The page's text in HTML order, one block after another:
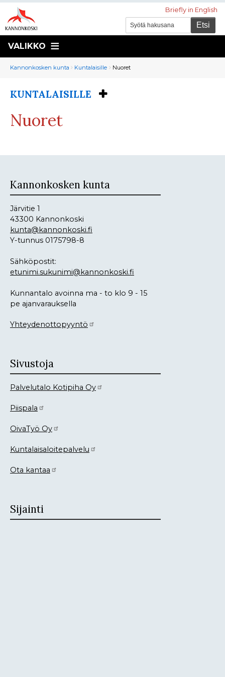
Briefly in English
VALIKKO
Murupolku
You
here:
Kannonkosken kunta Kuntalaisille Nuoret
You
here:
KUNTALAISILLE
Nuoret
Kannonkosken kunta
Järvitie 1
43300 Kannonkoski
kunta@kannonkoski.fi
Y-tunnus 0175798-8
Sähköpostit:
etunimi.sukunimi@kannonkoski.fi
Kunnantalo avoinna ma - to klo 9 - 15
pe ajanvarauksella
Yhteydenottopyyntö
Sivustoja
Palvelutalo Kotipiha Oy
Piispala
OivaTyö Oy
Kuntalaisaloitepalvelu
Ota kantaa
Sijainti